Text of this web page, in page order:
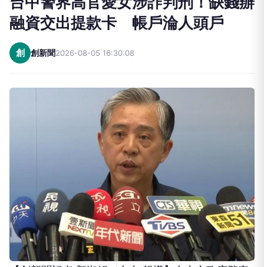
融資交出提款卡 帳戶淪人頭戶
創 創新聞2026-08-05 16:30:08